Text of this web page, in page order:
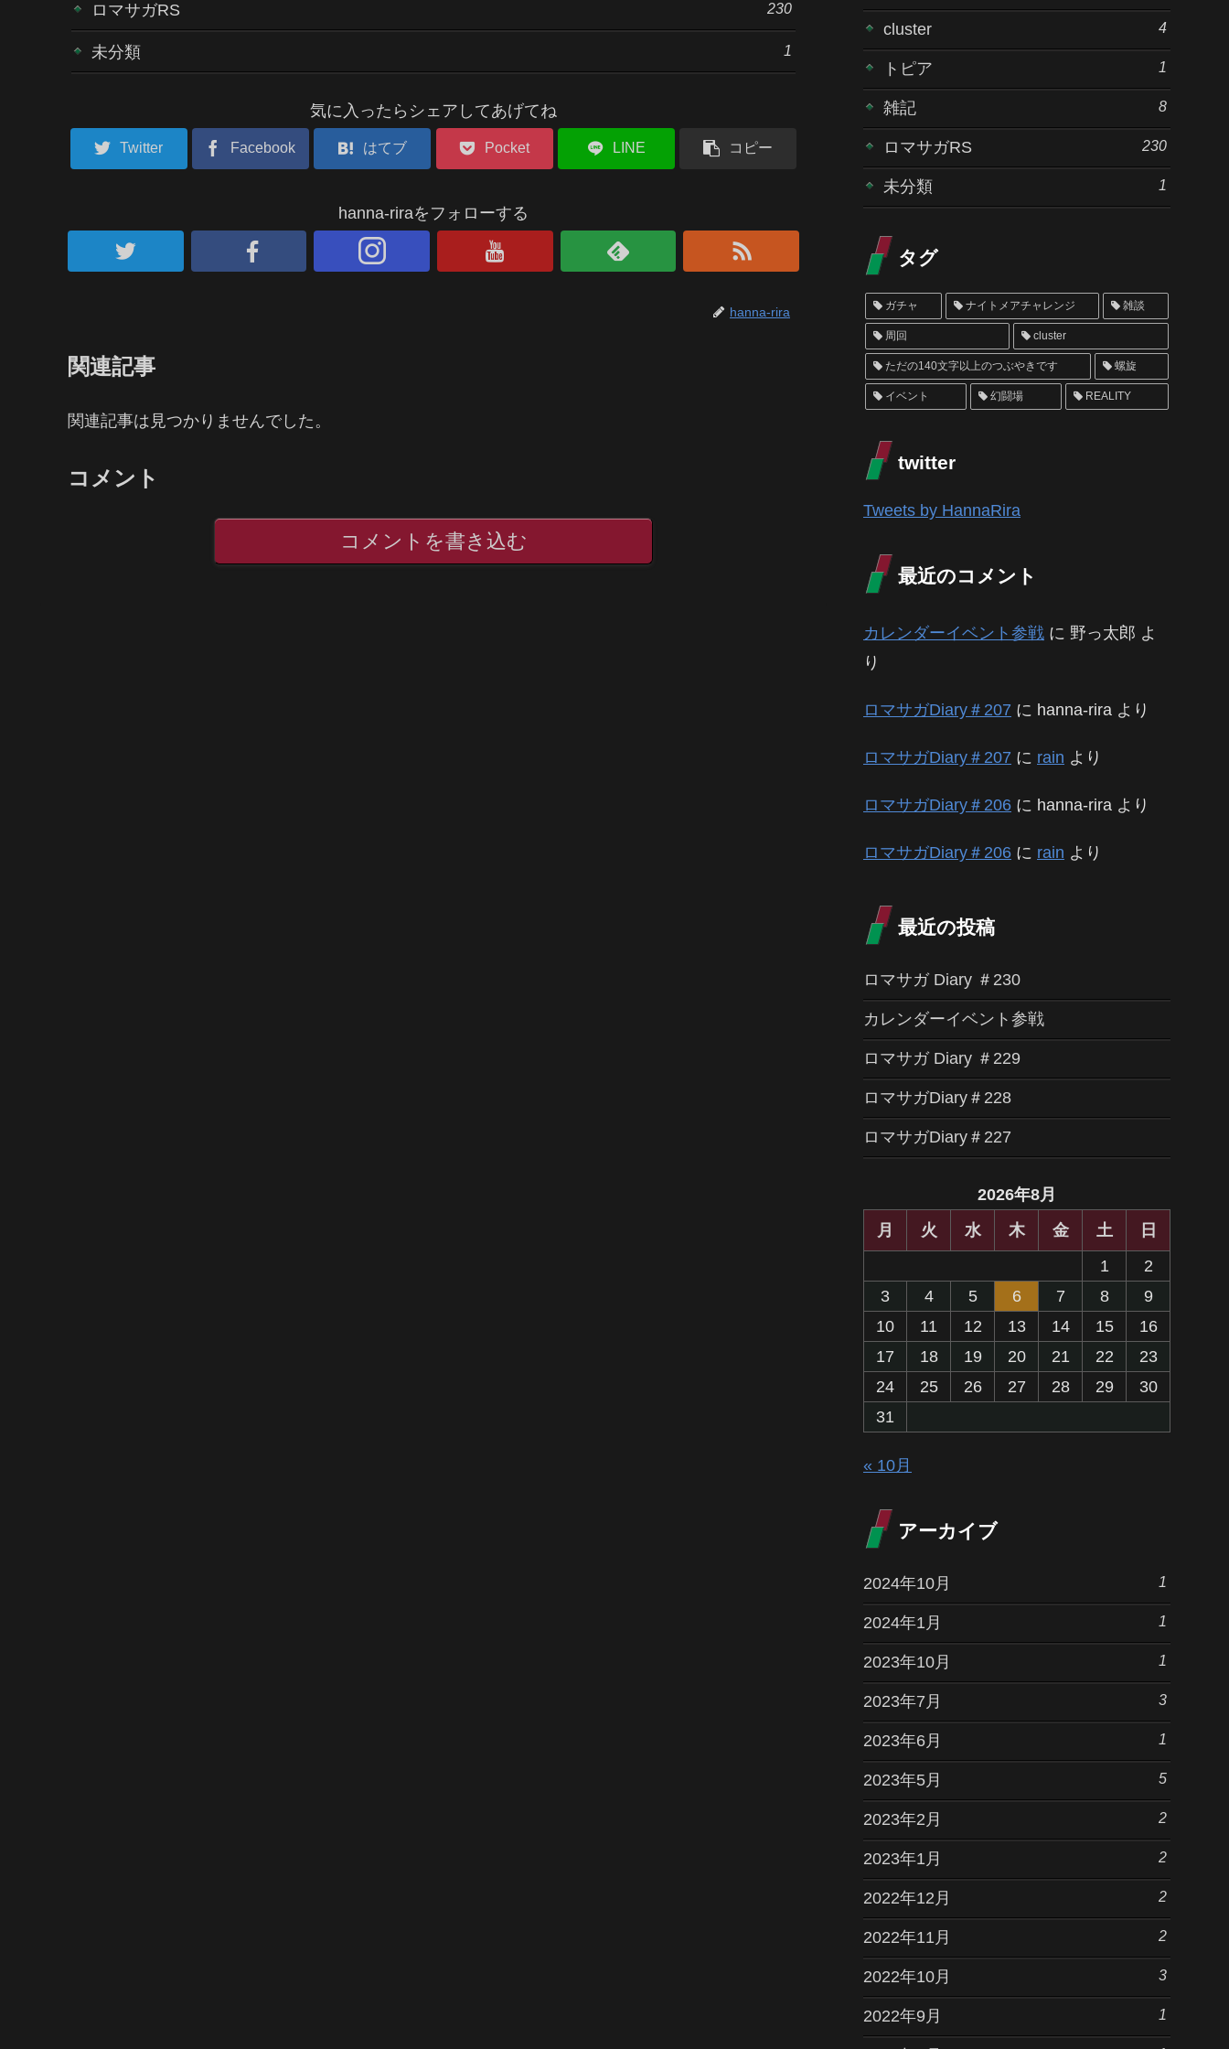
ロマサガRS 230
未分類 1
気に入ったらシェアしてあげてね
Twitter Facebook はてブ Pocket LINE コピー
hanna-riraをフォローする
hanna-rira
関連記事
関連記事は見つかりませんでした。
コメント
コメントを書き込む
cluster 4
トピア 1
雑記 8
ロマサガRS 230
未分類 1
タグ
ガチャ ナイトメアチャレンジ 雑談
周回 cluster
ただの140文字以上のつぶやきです 螺旋
イベント 幻闘場 REALITY
twitter
Tweets by HannaRira
最近のコメント
カレンダーイベント参戦 に 野っ太郎 よ
り
ロマサガDiary＃207 に hanna-rira より
ロマサガDiary＃207 に rain より
ロマサガDiary＃206 に hanna-rira より
ロマサガDiary＃206 に rain より
最近の投稿
ロマサガ Diary ＃230
カレンダーイベント参戦
ロマサガ Diary ＃229
ロマサガDiary＃228
ロマサガDiary＃227
2026年8月
月
火 水 木 金 土
日
1
2
3
4 5 6 7 8
9
10
11 12 13 14 15
16
17
18 19 20 21 22
23
24
25 26 27 28 29
30
31
« 10月
アーカイブ
2024年10月 1
2024年1月 1
2023年10月 1
2023年7月 3
2023年6月 1
2023年5月 5
2023年2月 2
2023年1月 2
2022年12月 2
2022年11月 2
2022年10月 3
2022年9月 1